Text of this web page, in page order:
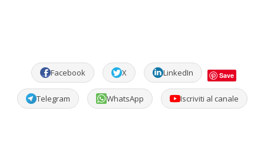
Facebook X LinkedIn Save
Telegram WhatsApp Iscriviti al canale